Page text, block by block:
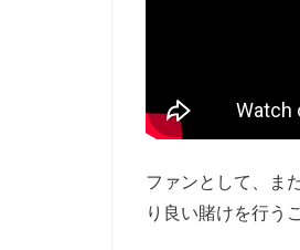
ファンとして、ま
り良い賭けを行う